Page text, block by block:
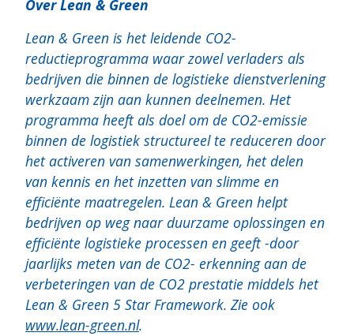
Over Lean & Green
Lean & Green is het leidende CO2-
reductieprogramma waar zowel verladers als
bedrijven die binnen de logistieke dienstverlening
werkzaam zijn aan kunnen deelnemen. Het
programma heeft als doel om de CO2-emissie
binnen de logistiek structureel te reduceren door
het activeren van samenwerkingen, het delen
van kennis en het inzetten van slimme en
efficiënte maatregelen. Lean & Green helpt
bedrijven op weg naar duurzame oplossingen en
efficiënte logistieke processen en geeft -door
jaarlijks meten van de CO2- erkenning aan de
verbeteringen van de CO2 prestatie middels het
Lean & Green 5 Star Framework. Zie ook
www.lean-green.nl.